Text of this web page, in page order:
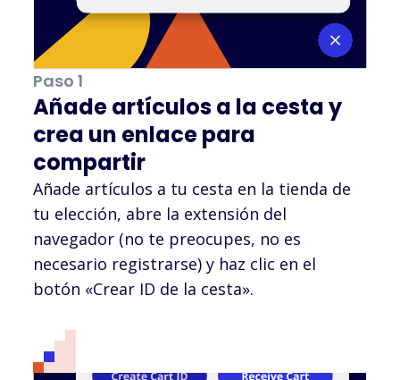
Paso 1
Añade artículos a la cesta y
crea un enlace para
compartir
Añade artículos a tu cesta en la tienda de
tu elección, abre la extensión del
navegador (no te preocupes, no es
necesario registrarse) y haz clic en el
botón «Crear ID de la cesta».